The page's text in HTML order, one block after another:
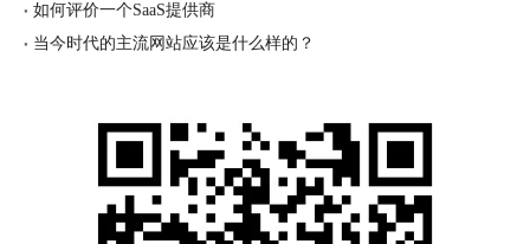
如何评价一个SaaS提供商
当今时代的主流网站应该是什么样的？